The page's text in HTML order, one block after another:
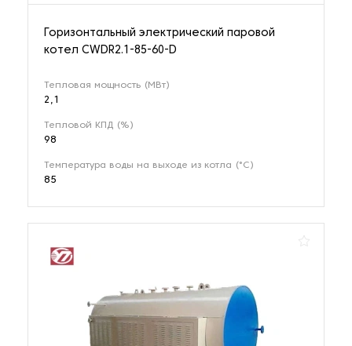
Горизонтальный электрический паровой
котел CWDR2.1-85-60-D
Тепловая мощность (МВт)
2,1
Тепловой КПД (%)
98
Температура воды на выходе из котла (°С)
85